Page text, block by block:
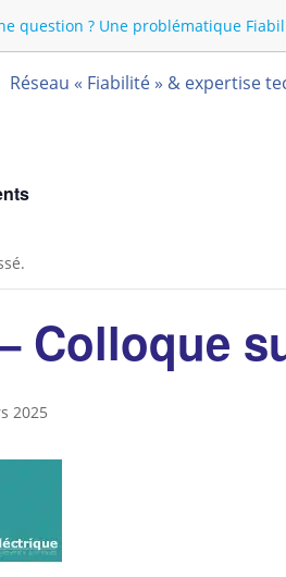
question ? Une problématique
Réseau « Fiabilité » & expertise
Colloque
2025